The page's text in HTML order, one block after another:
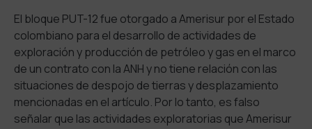
El bloque PUT-12 fue otorgado a Amerisur por el Estado
colombiano para el desarrollo de actividades de
exploración y producción de petróleo y gas en el marco
de un contrato con la ANH y no tiene relación con las
situaciones de despojo de tierras y desplazamiento
mencionadas en el artículo. Por lo tanto, es falso
señalar que las actividades exploratorias que Amerisur